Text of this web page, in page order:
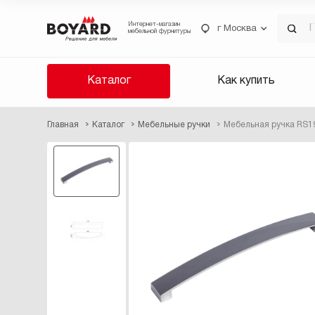
Интернет-магазин
мебельной фурнитуры
г Москва
Каталог Как купить
Главная Каталог Мебельные ручки Мебельная ручка